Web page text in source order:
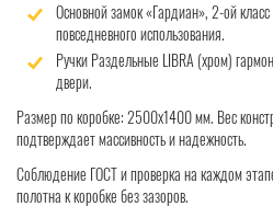
Основной замок «Гардиан», 2-ой
повседневного использования.
Ручки Раздельные LIBRA (хром)
двери.
Размер по коробке: 2500х1400 мм. Вес
подтверждает массивность и надежность.
Соблюдение ГОСТ и проверка на каждом
полотна к коробке без зазоров.